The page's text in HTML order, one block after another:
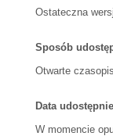
Ostateczna
Sposób
Otwarte
Data
W momencie